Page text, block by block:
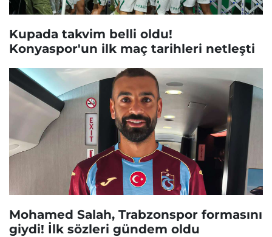
Kupada takvim belli oldu!
Konyaspor'un ilk maç tarihleri netleşti
Mohamed Salah, Trabzonspor formasını
giydi! İlk sözleri gündem oldu